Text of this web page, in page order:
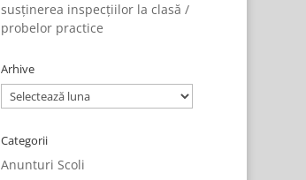
susținerea inspecțiilor la clasă /
probelor practice
Arhive
Arhive
Categorii
Anunturi Scoli